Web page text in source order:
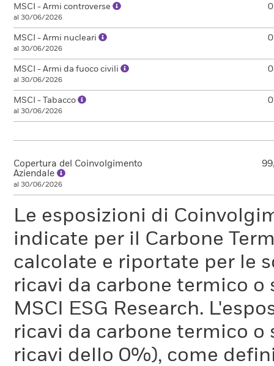
MSCI - Armi controverse
al 30/06/2026
MSCI - Armi nucleari
al 30/06/2026
MSCI - Armi da fuoco civili
al 30/06/2026
MSCI - Tabacco
al 30/06/2026
Copertura del Coinvolgimento
Aziendale
al 30/06/2026
Le esposizioni di
indicate per il Carbone
calcolate e riportate per le
ricavi da carbone termico
MSCI ESG Research.
ricavi da carbone termico
ricavi dello 0%), come